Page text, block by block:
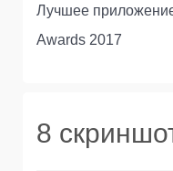
Лучшее
Awards 2017
8